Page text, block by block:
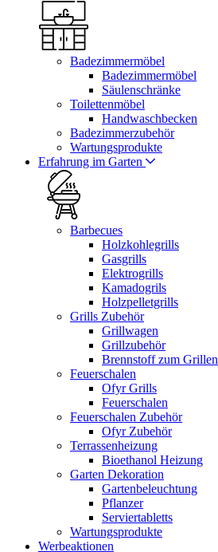
Badezimmermöbel
Badezimmermöbel
Säulenschränke
Toilettenmöbel
Handwaschbecken
Badezimmerzubehör
Wartungsprodukte
Erfahrung im Garten
Barbecues
Holzkohlegrills
Gasgrills
Elektrogrills
Kamadogrils
Holzpelletgrills
Grills Zubehör
Grillwagen
Grillzubehör
Brennstoff zum Grillen
Feuerschalen
Ofyr Grills
Feuerschalen
Feuerschalen Zubehör
Ofyr Zubehör
Terrassenheizung
Bioethanol Heizung
Garten Dekoration
Gartenbeleuchtung
Pflanzer
Serviertabletts
Wartungsprodukte
Werbeaktionen